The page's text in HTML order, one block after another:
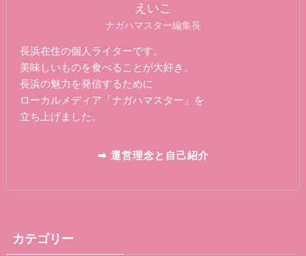
えいこ
ナガハマスター編集長
長浜在住の個人ライターです。
美味しいものを食べることが大好き。
長浜の魅力を発信するために
ローカルメディア「ナガハマスター」を
立ち上げました。
➡ 運営理念と自己紹介
カテゴリー